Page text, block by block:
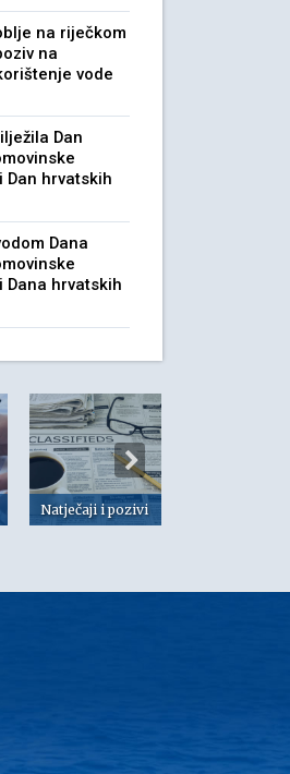
na riječkom
na
vode
Dan
Dan hrvatskih
Dana
Dana hrvatskih
Natječaji i pozivi